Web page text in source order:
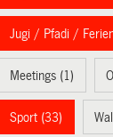
Jugi / Pfadi /
Meetings (1)
Sport (33)